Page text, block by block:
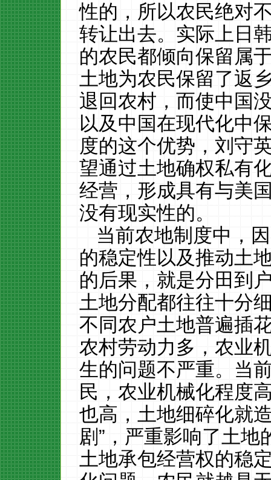
性的，所以农民绝对
转让出去。实际上日
的农民都倾向保留属
土地为农民保留了返
退回农村，而使中国
以及中国在现代化中
度的这个优势，刘守
望通过土地确权私有
经营，形成具有与美
没有现实性的。
当前农地制度中，
的稳定性以及推动土
的后果，就是分田到
土地分配都往往十分
不同农户土地普遍插
农村劳动力多，农业
生的问题不严重。当
民，农业机械化程度
也高，土地细碎化就
剧”，严重影响了土地
土地承包经营权的稳